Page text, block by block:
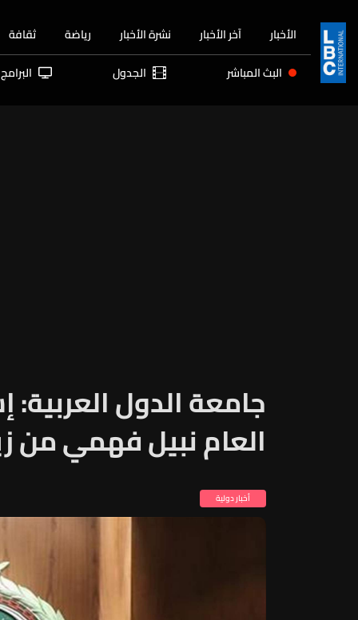
الأخبار آخر الأخبار نشرة الأخبار رياضة ثقافة
البث المباشر الجدول البرامج
جامعة الدول العربية:
العام نبيل فهمي من
أخبار دولية